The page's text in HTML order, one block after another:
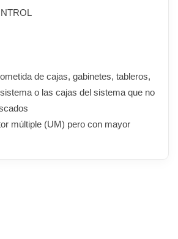
de cajas, gabinetes, tableros,
o las cajas del sistema que no
múltiple (UM) pero con mayor